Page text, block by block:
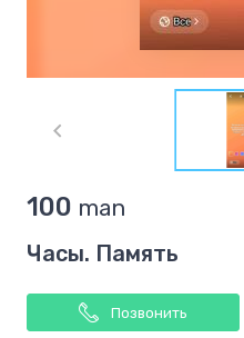
1
1
100 man
Часы. Память
Позвонить